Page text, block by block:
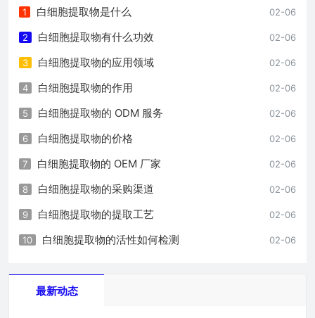
02-06
1 白细胞提取物是什么
02-06
2 白细胞提取物有什么功效
02-06
3 白细胞提取物的应用领域
02-06
4 白细胞提取物的作用
02-06
5 白细胞提取物的 ODM 服务
02-06
6 白细胞提取物的价格
02-06
7 白细胞提取物的 OEM 厂家
02-06
8 白细胞提取物的采购渠道
02-06
9 白细胞提取物的提取工艺
02-06
10 白细胞提取物的活性如何检测
最新动态